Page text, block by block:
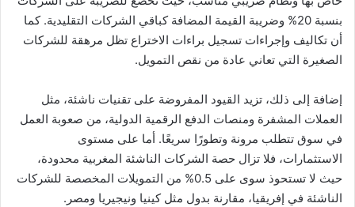
بنسبة 20% وضريبة القيمة المضافة كباقي الشركات التقليدية. كما
أن تكاليف وإجراءات تسجيل براءات الاختراع تظل مرهقة للشركات
الصغيرة التي تعاني عادة من نقص التمويل.
إضافة إلى ذلك، تزيد القيود المفروضة على تقنيات ناشئة، مثل
العملات المشفرة ومنصات الدفع الرقمية الدولية، من صعوبة العمل
في سوق تتطلب مرونة وتطورًا سريعًا. أما على مستوى
الاستثمارات، فلا تزال حصة الشركات الناشئة المغربية محدودة،
حيث لا تستحوذ سوى على 0.5% من التمويلات المخصصة للشركات
الناشئة في إفريقيا، مقارنة بدول مثل كينيا ونيجيريا ومصر.